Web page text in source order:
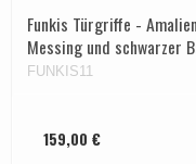
Funkis Türgriffe -
Messing und schwarzer
FUNKIS11
159,00 €